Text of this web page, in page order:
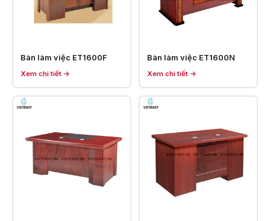
Bàn làm việc ET1600F
Xem chi tiết →
Bàn làm việc ET1600N
Xem chi tiết →